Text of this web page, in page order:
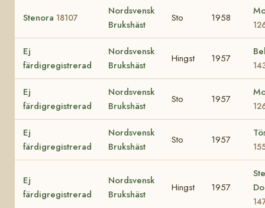
Stenora 18107
Nordsvensk
Brukshäst
Sto 1958
Ej
färdigregistrerad
Nordsvensk
Brukshäst
Hingst 1957
Ej
färdigregistrerad
Nordsvensk
Brukshäst
Sto 1957
Ej
färdigregistrerad
Nordsvensk
Brukshäst
Sto 1957
Ej
färdigregistrerad
Nordsvensk
Brukshäst
Hingst 1957